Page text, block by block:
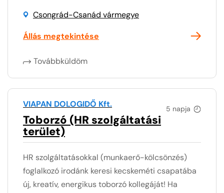
Csongrád-Csanád vármegye
Állás megtekintése
Továbbküldöm
5 napja
VIAPAN DOLOGIDŐ Kft.
Toborzó (HR szolgáltatási
terület)
HR szolgáltatásokkal (munkaerő-kölcsönzés)
foglalkozó irodánk keresi kecskeméti csapatába
új, kreatív, energikus toborzó kollegáját! Ha